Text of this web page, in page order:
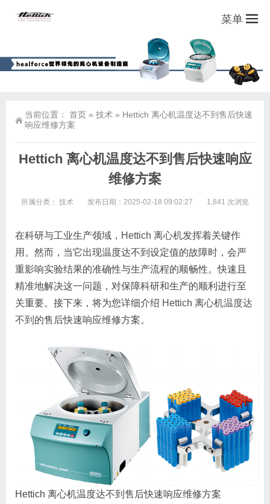
菜单
当前位置： 首页 » 技术 » Hettich 离心机温度达不到售后快速
响应维修方案
Hettich 离心机温度达不到售后快速响应
维修方案
所属分类： 技术 发布日期：2025-02-18 09:02:27 1,841 次浏览
在科研与工业生产领域， Hettich 离心机发挥着关键作
用。然而，当它出现温度达不到设定值的故障时，会严
重影响实验结果的准确性与生产流程的顺畅性。快速且
精准地解决这一问题，对保障科研和生产的顺利进行至
关重要。接下来，将为您详细介绍 Hettich 离心机温度达
不到 的售后快速响应维修方案。
Hettich 离心机温度达不到售后快速响应维修方案